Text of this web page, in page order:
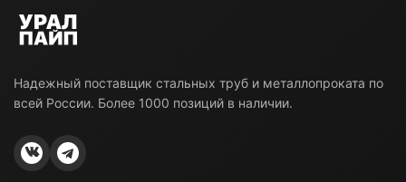
Надежный поставщик стальных труб и металлопроката по
всей России. Более 1000 позиций в наличии.